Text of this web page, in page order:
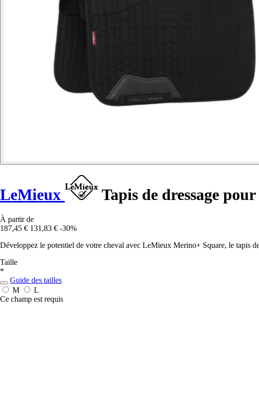
LeMieux Tapis de dressage
À partir de
187,45 € 131,83 € -30%
Développez le potentiel de votre cheval avec LeMieux Merino+ Square, le tapis
Taille
*
Guide des tailles
M
L
Ce champ est requis